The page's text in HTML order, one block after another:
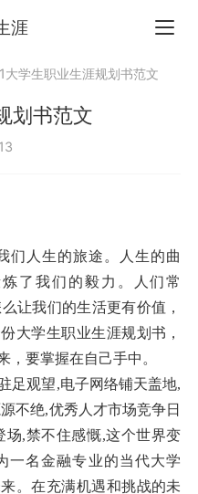
涯
大学生职业生涯规划书范文
划书范文
人生的旅途。人生的曲
了我们的毅力。人们常
让我们的生活更有价值，
大学生职业生涯规划书，
，要掌握在自己手中。
足观望,电子网络铺天盖地,
不绝,优秀人才市场竞争日
场,禁不住感慨,这个世界变
一名金融专业的当代大学
。在充满机遇和挑战的未